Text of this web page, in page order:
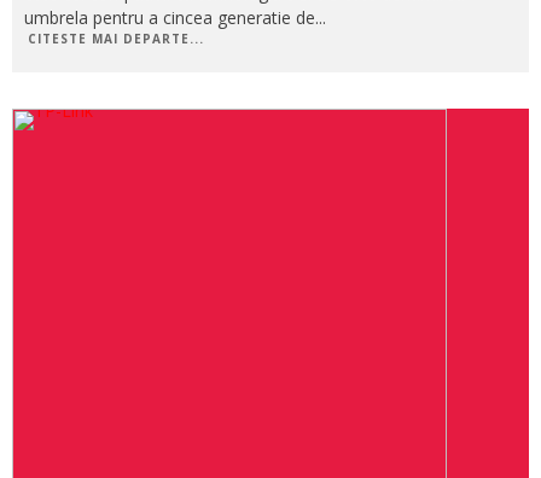
umbrela pentru a cincea generatie de...
CITESTE MAI DEPARTE...